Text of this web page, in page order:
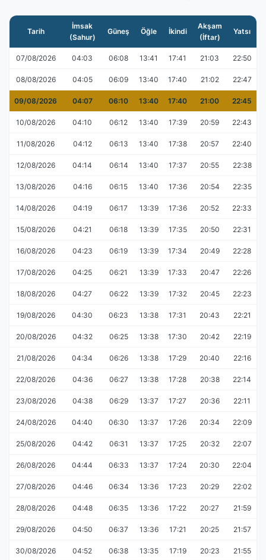
Tarih
İmsak
(Sahur)
Güneş Öğle İkindi
Akşam
(İftar)
Yatsı
07/08/2026 04:03 06:08 13:41 17:41 21:03 22:50
08/08/2026 04:05 06:09 13:40 17:40 21:02 22:47
09/08/2026 04:07 06:10 13:40 17:40 21:00 22:45
10/08/2026 04:10 06:12 13:40 17:39 20:59 22:43
11/08/2026 04:12 06:13 13:40 17:38 20:57 22:40
12/08/2026 04:14 06:14 13:40 17:37 20:55 22:38
13/08/2026 04:16 06:15 13:40 17:36 20:54 22:35
14/08/2026 04:19 06:17 13:39 17:36 20:52 22:33
15/08/2026 04:21 06:18 13:39 17:35 20:50 22:31
16/08/2026 04:23 06:19 13:39 17:34 20:49 22:28
17/08/2026 04:25 06:21 13:39 17:33 20:47 22:26
18/08/2026 04:27 06:22 13:39 17:32 20:45 22:23
19/08/2026 04:30 06:23 13:38 17:31 20:43 22:21
20/08/2026 04:32 06:25 13:38 17:30 20:42 22:19
21/08/2026 04:34 06:26 13:38 17:29 20:40 22:16
22/08/2026 04:36 06:27 13:38 17:28 20:38 22:14
23/08/2026 04:38 06:29 13:37 17:27 20:36 22:11
24/08/2026 04:40 06:30 13:37 17:26 20:34 22:09
25/08/2026 04:42 06:31 13:37 17:25 20:32 22:07
26/08/2026 04:44 06:33 13:37 17:24 20:30 22:04
27/08/2026 04:46 06:34 13:36 17:23 20:29 22:02
28/08/2026 04:48 06:35 13:36 17:22 20:27 21:59
29/08/2026 04:50 06:37 13:36 17:21 20:25 21:57
30/08/2026 04:52 06:38 13:35 17:19 20:23 21:55